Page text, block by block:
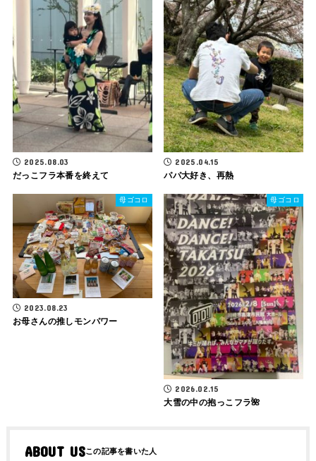
2025.08.03
だっこフラ本番を終えて
2025.04.15
パパ大好き、再熱
母ゴコロ
2023.08.23
お母さんの推しモンパワー
母ゴコロ
2026.02.15
大雪の中の抱っこフラ🌺
ABOUT US